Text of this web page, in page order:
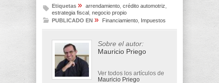
Etiquetas » arrendamiento crédito automotriz
estrategia fiscal negocio propio
PUBLICADO EN » Financiamiento Impuestos
Sobre el autor:
Mauricio Priego
Ver todos los artículos de
Mauricio Priego